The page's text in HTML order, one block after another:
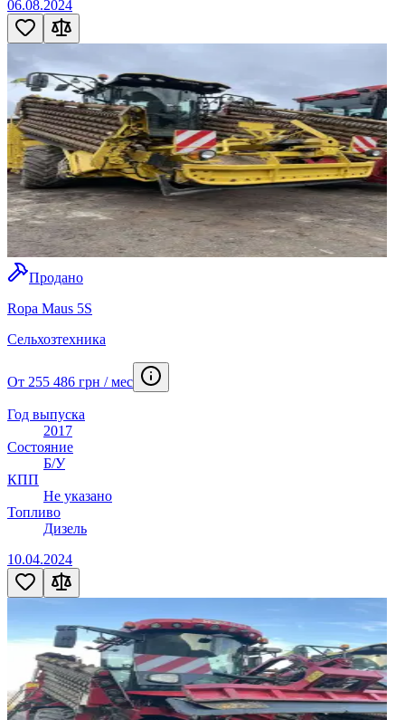
06.08.2024
Продано
Ropa Maus 5S
Сельхозтехника
От 255 486 грн / мес
Год выпуска
2017
Состояние
Б/У
КПП
Не указано
Топливо
Дизель
10.04.2024